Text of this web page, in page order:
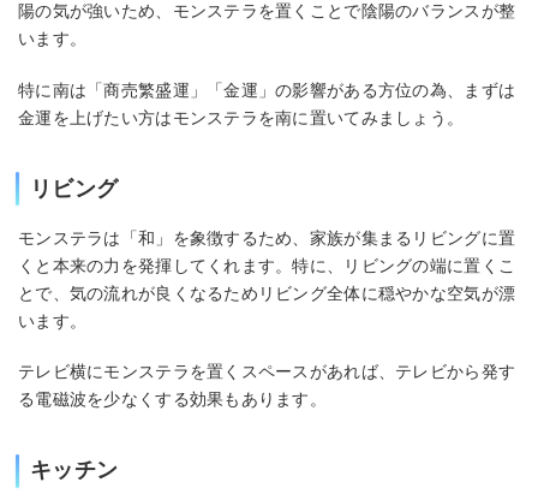
陽の気が強いため、モンステラを置くことで陰陽のバランスが整
います。
特に南は「商売繁盛運」「金運」の影響がある方位の為、まずは
金運を上げたい方はモンステラを南に置いてみましょう。
リビング
モンステラは「和」を象徴するため、家族が集まるリビングに置
くと本来の力を発揮してくれます。特に、リビングの端に置くこ
とで、気の流れが良くなるためリビング全体に穏やかな空気が漂
います。
テレビ横にモンステラを置くスペースがあれば、テレビから発す
る電磁波を少なくする効果もあります。
キッチン